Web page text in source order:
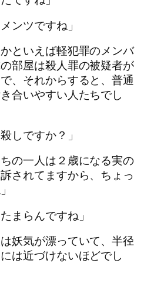
ンツですね」
かといえば軽犯罪のメンバ
部屋は殺人罪の被疑者が
、それからすると、普通
合いやすい人たちでし
しですか？」
ちの一人は２歳になる実の
されてますから、ちょっ
まらんですね」
は妖気が漂っていて、半径
は近づけないほどでし